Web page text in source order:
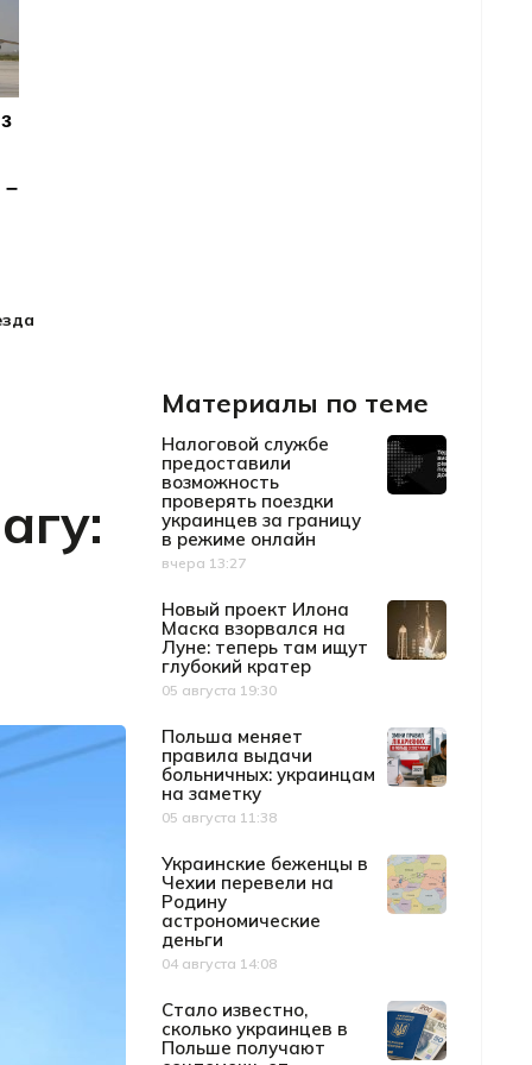
Материалы по теме
Налоговой службе
предоставили
возможность
проверять поездки
украинцев за границу
в режиме онлайн
Дата публикации
вчера 13:27
Новый проект Илона
Маска взорвался на
Луне: теперь там ищут
глубокий кратер
Дата публикации
05 августа 19:30
Польша меняет
правила выдачи
больничных: украинцам
на заметку
Дата публикации
05 августа 11:38
Украинские беженцы в
Чехии перевели на
Родину
астрономические
деньги
Дата публикации
04 августа 14:08
Стало известно,
сколько украинцев в
Польше получают